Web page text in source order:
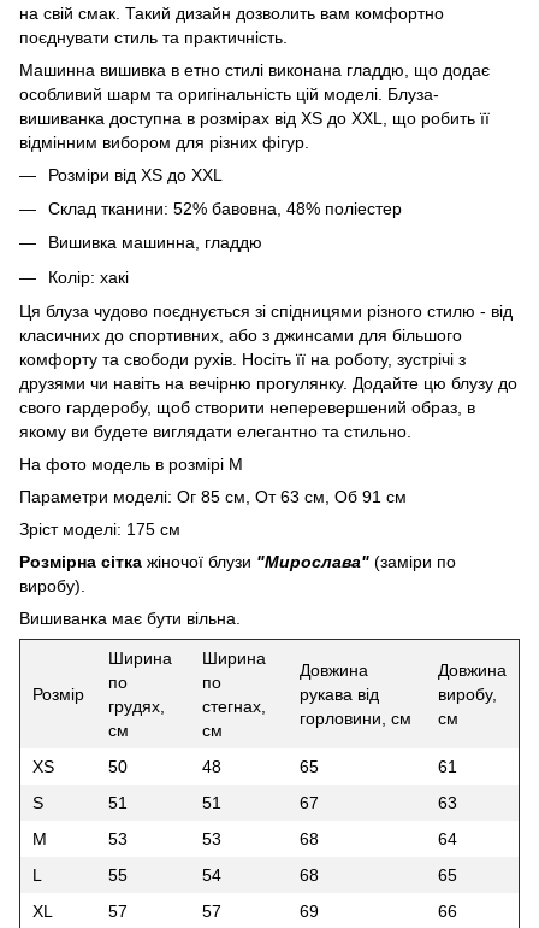
на свій смак. Такий дизайн дозволить вам комфортно
поєднувати стиль та практичність.
Машинна вишивка в етно стилі виконана гладдю, що додає
особливий шарм та оригінальність цій моделі. Блуза-
вишиванка доступна в розмірах від XS до XXL, що робить її
відмінним вибором для різних фігур.
Розміри від XS до XXL
Склад тканини: 52% бавовна, 48% поліестер
Вишивка машинна, гладдю
Колір: хакі
Ця блуза чудово поєднується зі спідницями різного стилю - від
класичних до спортивних, або з джинсами для більшого
комфорту та свободи рухів. Носіть її на роботу, зустрічі з
друзями чи навіть на вечірню прогулянку. Додайте цю блузу до
свого гардеробу, щоб створити неперевершений образ, в
якому ви будете виглядати елегантно та стильно.
На фото модель в розмірі М
Параметри моделі: Ог 85 см, От 63 см, Об 91 см
Зріст моделі: 175 см
Розмірна сітка жіночої блузи "Мирослава" (заміри по
виробу).
Вишиванка має бути вільна.
Розмір
Ширина
по
грудях,
см
Ширина
по
стегнах,
см
Довжина
рукава від
горловини, см
Довжина
виробу,
см
XS 50 48 65
61
S
51 51 67
63
M
53 53 68
64
L
55 54 68
65
XL
57 57 69 66